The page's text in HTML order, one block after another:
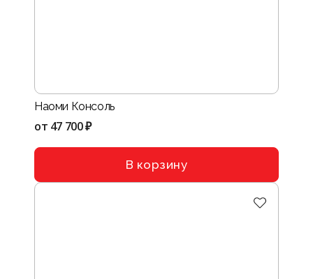
Наоми Консоль
от 47 700 ₽
В корзину